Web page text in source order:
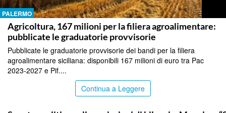
PALERMO
Agricoltura, 167 milioni per la filiera agroalimentare:
pubblicate le graduatorie provvisorie
Pubblicate le graduatorie provvisorie dei bandi per la filiera
agroalimentare siciliana: disponibili 167 milioni di euro tra Pac
2023-2027 e Pif....
Continua a Leggere